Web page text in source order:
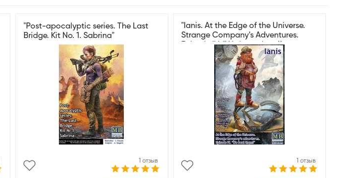
"Pоst-apocalyptic series. The Last
Bridge. Kit No. 1. Sabrina"
1 отзыв
"Ianis. At the Edge of the Universe.
Strange Company’s Adventures.
Episode IV. "We beat them!"
1 отзыв